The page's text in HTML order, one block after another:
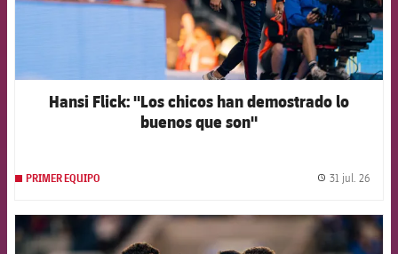
Hansi Flick: "Los chicos han demostrado lo
buenos que son"
PRIMER EQUIPO 31 jul. 26
FCB Barcelona badge